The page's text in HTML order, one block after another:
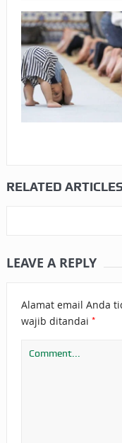
HUKUM MEMBAYAR
RELATED
LEAVE A REPLY
Alamat email Anda
wajib ditandai *